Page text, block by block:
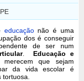
educaçãonão é uma
dos é conseguir
de ser num
. Educação e
que sejam
da vida escolar é